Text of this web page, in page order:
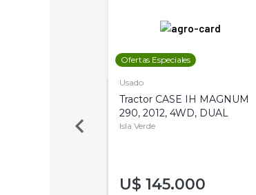
Ofertas Especiales
Usado
Tractor CASE IH MAGNUM
290, 2012, 4WD, DUAL
Isla Verde
U$ 145.000